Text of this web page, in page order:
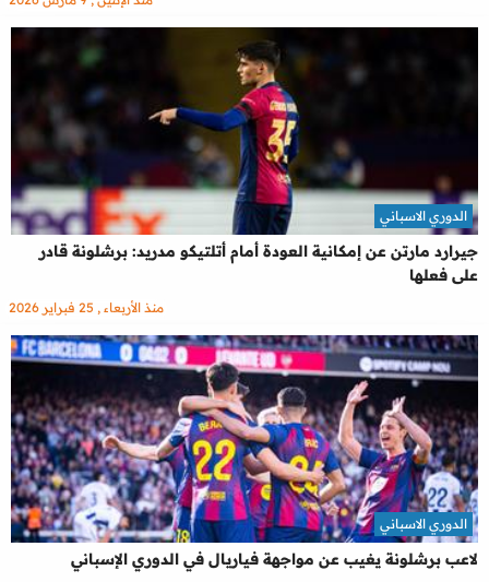
جيرارد مارتن عن إمكانية العودة أمام أتلتيكو مدريد: برشلونة قادر
على فعلها
الدوري الاسباني
منذ الأربعاء , 25 فبراير 2026
لاعب برشلونة يغيب عن مواجهة فياريال في الدوري الإسباني
الدوري الاسباني